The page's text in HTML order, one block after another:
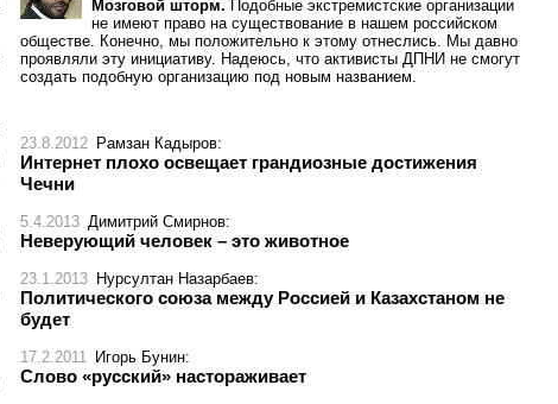
Мозговой шторм. Подобные экстремистские организации
не имеют право на существование в нашем российском
обществе. Конечно, мы положительно к этому отнеслись. Мы давно
проявляли эту инициативу. Надеюсь, что активисты ДПНИ не смогут
создать подобную организацию под новым названием.
23.8.2012 Рамзан Кадыров:
Интернет плохо освещает грандиозные достижения
Чечни
5.4.2013 Димитрий Смирнов:
Неверующий человек – это животное
23.1.2013 Нурсултан Назарбаев:
Политического союза между Россией и Казахстаном не
будет
17.2.2011 Игорь Бунин:
Слово «русский» настораживает